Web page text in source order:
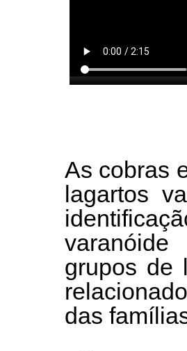
As cobras
lagartos
grupos de
das